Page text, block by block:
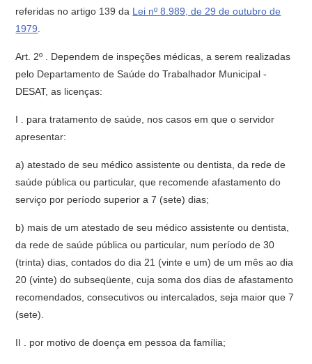
referidas no artigo 139 da Lei nº 8.989, de 29 de outubro de
1979
Art. 2º . Dependem de inspeções médicas, a serem realizadas
pelo Departamento de Saúde do Trabalhador Municipal -
DESAT, as licenças:
I . para tratamento de saúde, nos casos em que o servidor
apresentar:
a) atestado de seu médico assistente ou dentista, da rede de
saúde pública ou particular, que recomende afastamento do
serviço por período superior a 7 (sete) dias;
b) mais de um atestado de seu médico assistente ou dentista,
da rede de saúde pública ou particular, num período de 30
(trinta) dias, contados do dia 21 (vinte e um) de um mês ao dia
20 (vinte) do subseqüente, cuja soma dos dias de afastamento
recomendados, consecutivos ou intercalados, seja maior que 7
(sete).
II . por motivo de doença em pessoa da família;